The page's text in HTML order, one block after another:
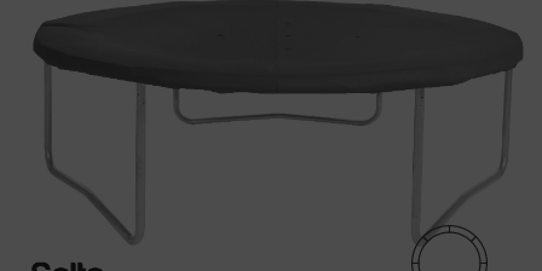
Door het gebruik van hoogwaardig PVC materiaal, is de trampolinehoes
goed bestand tegen regen, sneeuw, ijs en zonlicht, maar ook tegen
vuil zoals bladeren, takjes en zand. De Salta afdekhoes zorgt er tevens
voor dat de beschermrand van de trampoline zich niet vol trekt met
water. Door de afwatering gaatjes in de beschermhoes wordt het
water naar het midden van de trampoline geleid en kan het water door
de springmat weglopen. Zo zal er geen plas water op de trampoline
Eenvoudige bevestiging